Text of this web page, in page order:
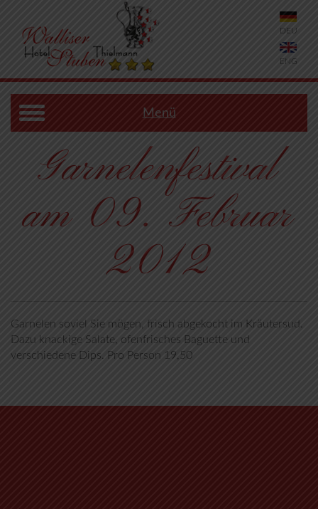
DEU
ENG
Menü
Garnelenfestival
am 09. Februar
2012
Garnelen soviel Sie mögen, frisch abgekocht im Kräutersud.
Dazu knackige Salate, ofenfrisches Baguette und
verschiedene Dips. Pro Person 19,50